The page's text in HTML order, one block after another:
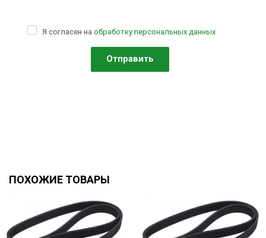
Я согласен на обработку персональных данных
ПОХОЖИЕ ТОВАРЫ